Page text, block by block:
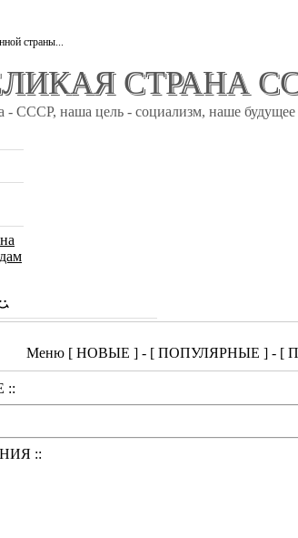
страны...
СТРАНА
- СССР, наша цель - социализм, наше
Меню [ НОВЫЕ ] - [ ПОПУЛЯРНЫЕ ] - [
::
::